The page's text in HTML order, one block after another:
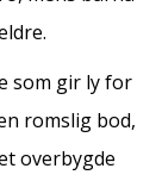
som gir ly for
romslig bod,
overbygde